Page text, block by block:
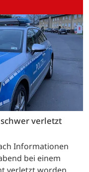
verletzt
Informationen
bei einem